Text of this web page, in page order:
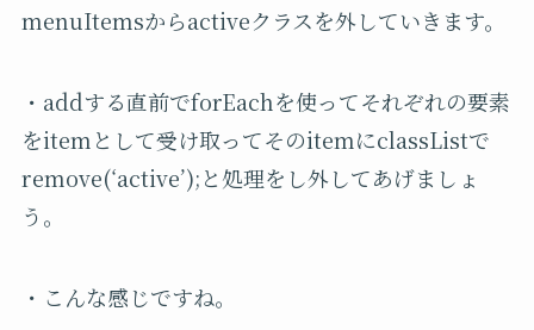
menuItemsからactiveクラスを外していきます。
・addする直前でforEachを使ってそれぞれの要素
をitemとして受け取ってそのitemにclassListで
remove(‘active’);と処理をし外してあげましょ
う。
・こんな感じですね。